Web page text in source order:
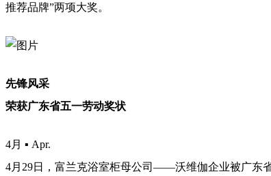
推荐品牌”两项大奖。
先锋风采
荣获广东省五一劳动奖状
4月 ▪ Apr.
4月29日，富兰克浴室柜母公司——沃维伽企业被广东